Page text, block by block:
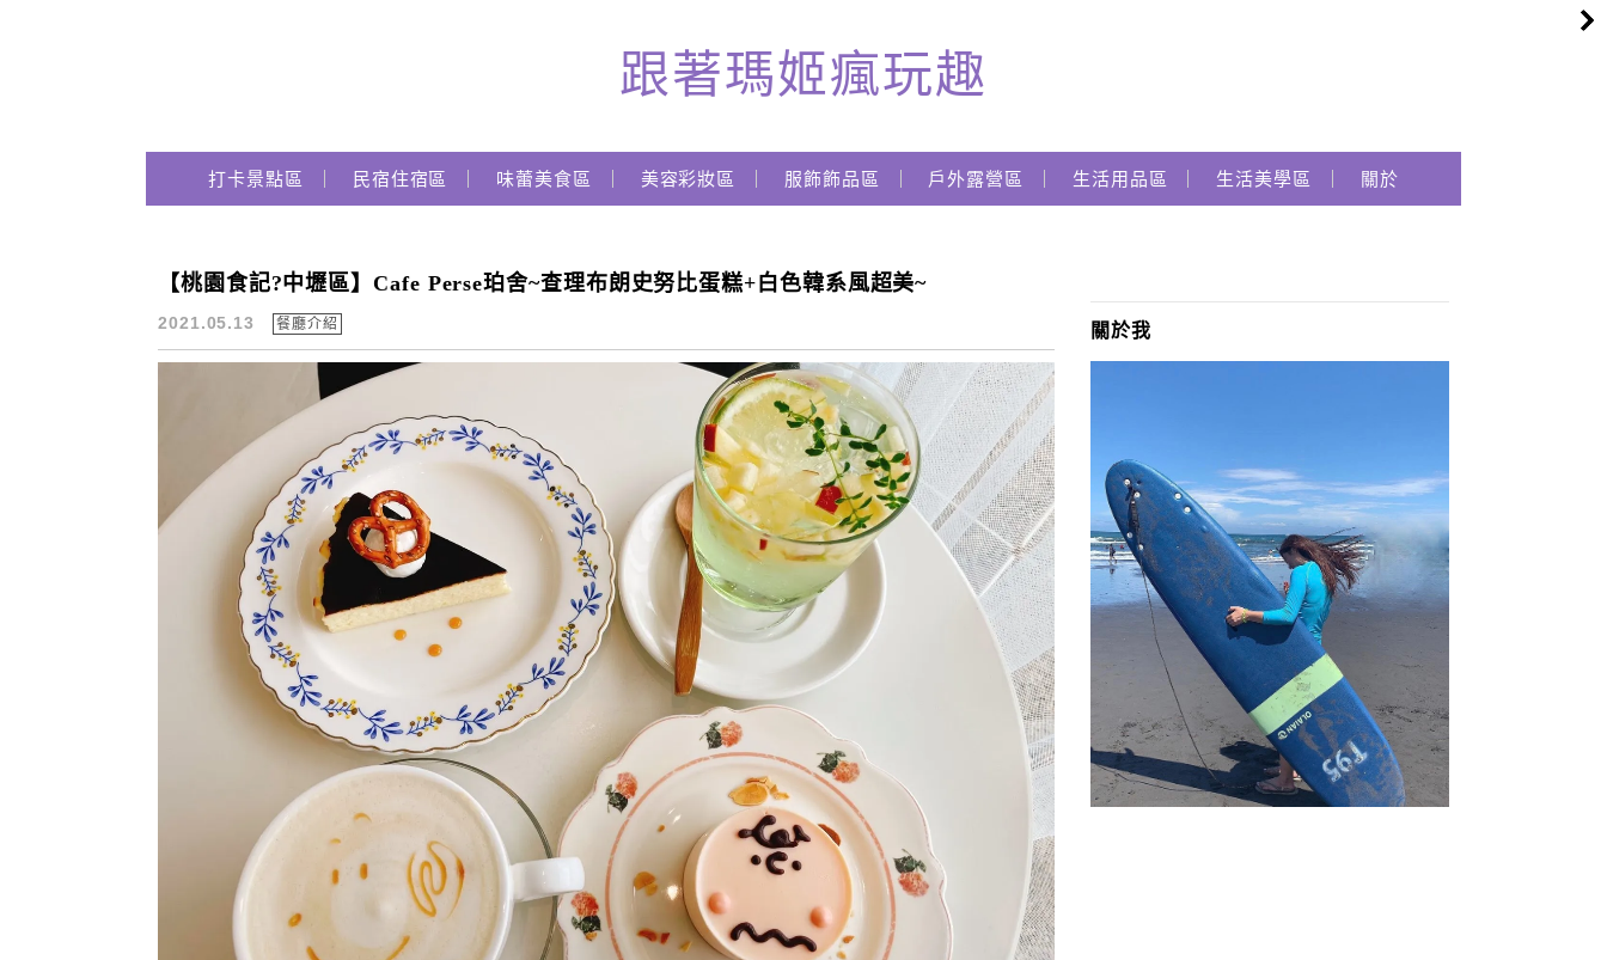
跟著瑪姬瘋玩趣
跟著瑪姬瘋玩趣
Main Menu
打卡景點區 民宿住宿區 味蕾美食區 美容彩妝區 服飾飾品區 戶外露營區 生活用品區 生活美學區 關於
中壢咖啡推薦
【桃園食記?中壢區】Cafe Perse珀舍~查理布朗史努比蛋糕+白色韓系風超美~
2021.05.13 餐廳介紹 關於我